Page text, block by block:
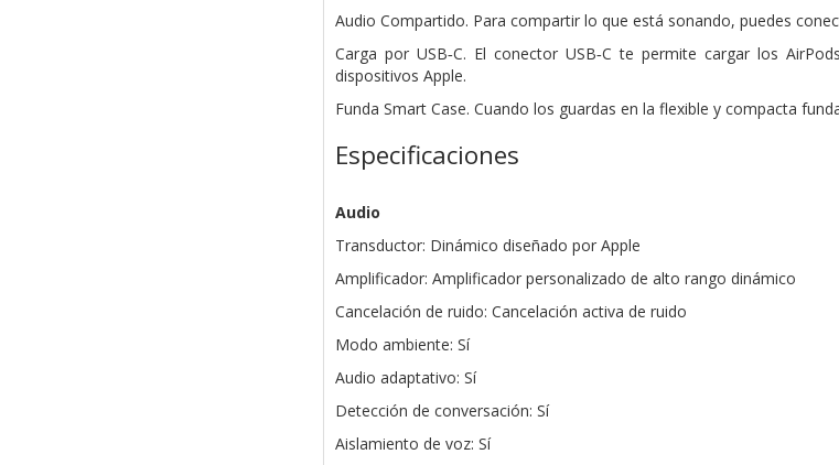
Audio Compartido. Para compartir lo que está sonando, puedes
Carga por USB‑C. El conector USB‑C te permite cargar los
dispositivos Apple.
Funda Smart Case. Cuando los guardas en la flexible y compacta
Especificaciones
Audio
Transductor: Dinámico diseñado por Apple
Amplificador: Amplificador personalizado de alto rango dinámico
Cancelación de ruido: Cancelación activa de ruido
Modo ambiente: Sí
Audio adaptativo: Sí
Detección de conversación: Sí
Aislamiento de voz: Sí